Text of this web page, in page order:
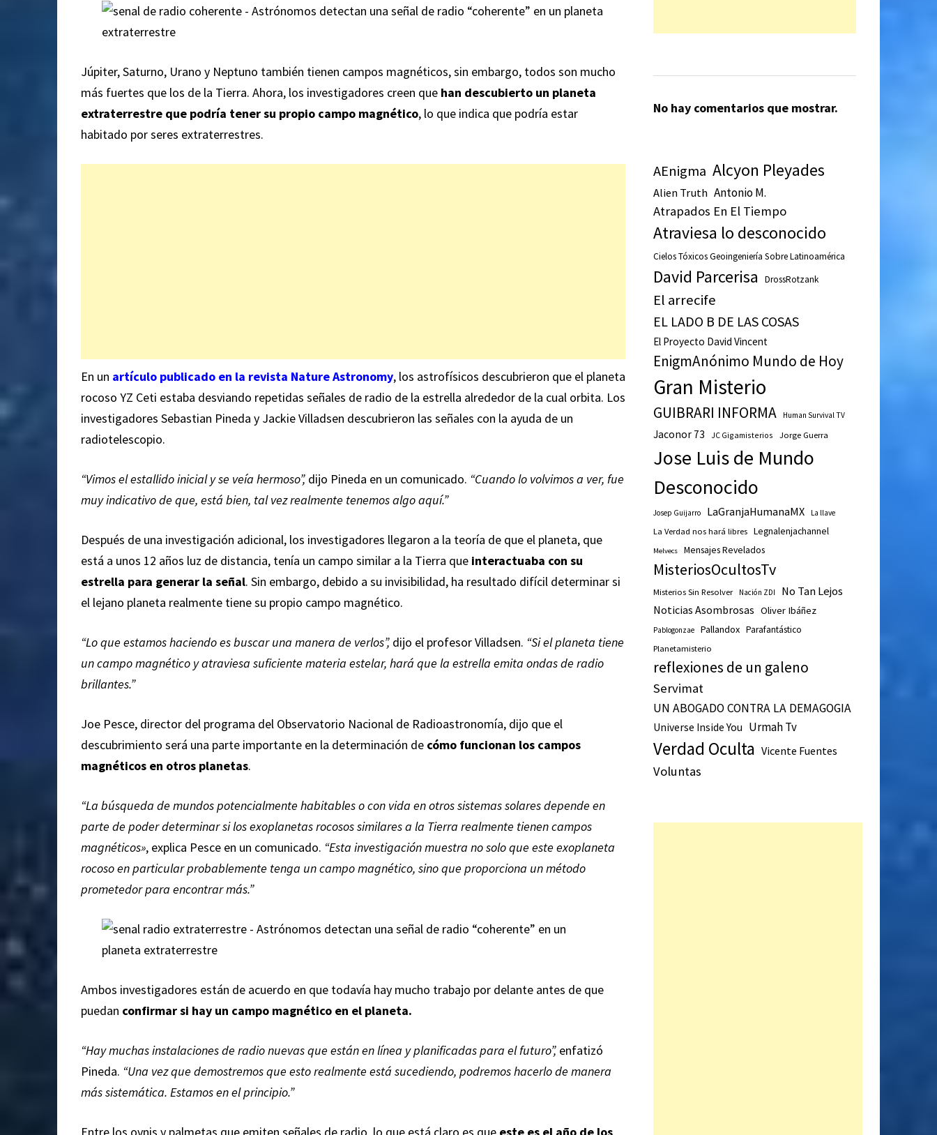
Júpiter, Saturno, Urano y Neptuno también tienen campos magnéticos, sin embargo, todos son mucho
más fuertes que los de la Tierra. Ahora, los investigadores creen que han descubierto un planeta
extraterrestre que podría tener su propio campo magnético, lo que indica que podría estar
habitado por seres extraterrestres.
En un artículo publicado en la revista Nature Astronomy, los astrofísicos descubrieron que el planeta
rocoso YZ Ceti estaba desviando repetidas señales de radio de la estrella alrededor de la cual orbita. Los
investigadores Sebastian Pineda y Jackie Villadsen descubrieron las señales con la ayuda de un
radiotelescopio.
“Vimos el estallido inicial y se veía hermoso”,dijo Pineda en un comunicado. “Cuando lo volvimos a ver, fue
muy indicativo de que, está bien, tal vez realmente tenemos algo aquí.”
Después de una investigación adicional, los investigadores llegaron a la teoría de que el planeta, que
está a unos 12 años luz de distancia, tenía un campo similar a la Tierra que interactuaba con su
estrella para generar la señal. Sin embargo, debido a su invisibilidad, ha resultado difícil determinar si
el lejano planeta realmente tiene su propio campo magnético.
“Lo que estamos haciendo es buscar una manera de verlos”,dijo el profesor Villadsen. “Si el planeta tiene
un campo magnético y atraviesa suficiente materia estelar, hará que la estrella emita ondas de radio
brillantes.”
Joe Pesce, director del programa del Observatorio Nacional de Radioastronomía, dijo que el
descubrimiento será una parte importante en la determinación de cómo funcionan los campos
magnéticos en otros planetas.
“La búsqueda de mundos potencialmente habitables o con vida en otros sistemas solares depende en
parte de poder determinar si los exoplanetas rocosos similares a la Tierra realmente tienen campos
magnéticos», explica Pesce en un comunicado. “Esta investigación muestra no solo que este exoplaneta
rocoso en particular probablemente tenga un campo magnético, sino que proporciona un método
prometedor para encontrar más.”
Ambos investigadores están de acuerdo en que todavía hay mucho trabajo por delante antes de que
puedan confirmar si hay un campo magnético en el planeta.
“Hay muchas instalaciones de radio nuevas que están en línea y planificadas para el futuro”,enfatizó
Pineda. “Una vez que demostremos que esto realmente está sucediendo, podremos hacerlo de manera
más sistemática. Estamos en el principio.”
Entre los ovnis y palmetas que emiten señales de radio, lo que está claro es que este es el año de los
No hay comentarios que mostrar.
AEnigma Alcyon Pleyades
Alien Truth Antonio M.
Atrapados En El Tiempo
Atraviesa lo desconocido
Cielos Tóxicos Geoingeniería Sobre Latinoamérica
David Parcerisa DrossRotzank
El arrecife
EL LADO B DE LAS COSAS
El Proyecto David Vincent
EnigmAnónimo Mundo de Hoy
Gran Misterio
GUIBRARI INFORMA Human Survival TV
Jaconor 73 JC Gigamisterios Jorge Guerra
Jose Luis de Mundo
Desconocido
Josep Guijarro LaGranjaHumanaMX La llave
La Verdad nos hará libres Legnalenjachannel
Melvecs Mensajes Revelados
MisteriosOcultosTv
Misterios Sin Resolver Nación ZDI No Tan Lejos
Noticias Asombrosas Oliver Ibáñez
Pablogonzae Pallandox Parafantástico
Planetamisterio
reflexiones de un galeno
Servimat
UN ABOGADO CONTRA LA DEMAGOGIA
Universe Inside You Urmah Tv
Verdad Oculta Vicente Fuentes
Voluntas